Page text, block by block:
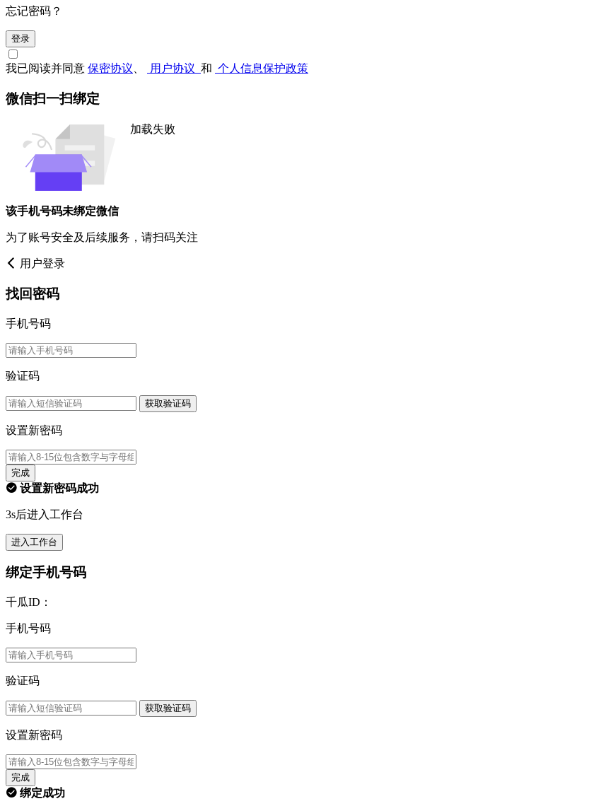
忘记密码？
登录
我已阅读并同意 保密协议 用户协议 和 个人信息保护政策
微信扫一扫绑定
加载失败
该手机号码未绑定微信
为了账号安全及后续服务，请扫码关注
用户登录
找回密码
手机号码
验证码
获取验证码
设置新密码
完成
设置新密码成功
3s后进入工作台
进入工作台
绑定手机号码
千瓜ID：
手机号码
验证码
获取验证码
设置新密码
完成
绑定成功